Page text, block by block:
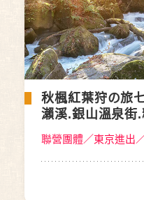
秋楓紅葉狩の旅
瀨溪.銀山溫泉
聯營團體／東京進出